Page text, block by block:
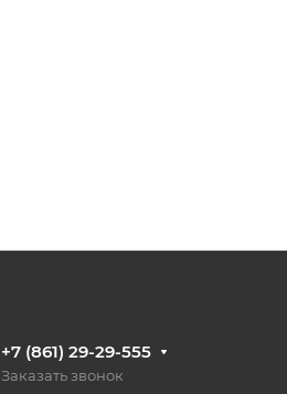
+7 (861) 29-29-555
Заказать звонок